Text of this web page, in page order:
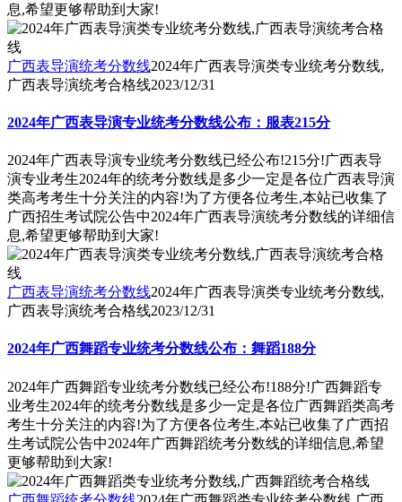
息,希望更够帮助到大家!
广西表导演统考分数线2024年广西表导演类专业统考分数线,
广西表导演统考合格线2023/12/31
2024年广西表导演专业统考分数线公布：服表215分
2024年广西表导演专业统考分数线已经公布!215分!广西表导
演专业考生2024年的统考分数线是多少一定是各位广西表导演
类高考考生十分关注的内容!为了方便各位考生,本站已收集了
广西招生考试院公告中2024年广西表导演统考分数线的详细信
息,希望更够帮助到大家!
广西表导演统考分数线2024年广西表导演类专业统考分数线,
广西表导演统考合格线2023/12/31
2024年广西舞蹈专业统考分数线公布：舞蹈188分
2024年广西舞蹈专业统考分数线已经公布!188分!广西舞蹈专
业考生2024年的统考分数线是多少一定是各位广西舞蹈类高考
考生十分关注的内容!为了方便各位考生,本站已收集了广西招
生考试院公告中2024年广西舞蹈统考分数线的详细信息,希望
更够帮助到大家!